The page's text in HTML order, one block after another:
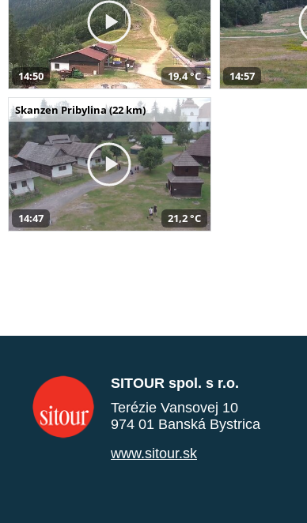
14:50 19,4 °C 14:57
Skanzen Pribylina (22 km)
14:47 21,2 °C
SITOUR spol. s r.o.
Terézie Vansovej 10
974 01 Banská Bystrica
www.sitour.sk